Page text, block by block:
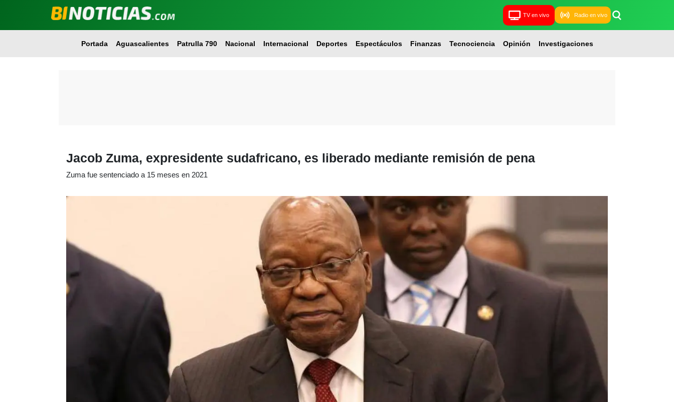
TV en vivo Radio en vivo
Portada Aguascalientes Patrulla 790 Nacional Internacional Deportes Espectáculos Finanzas Tecnociencia Opinión Investigaciones
Jacob Zuma, expresidente sudafricano, es liberado mediante remisión de pena
Zuma fue sentenciado a 15 meses en 2021